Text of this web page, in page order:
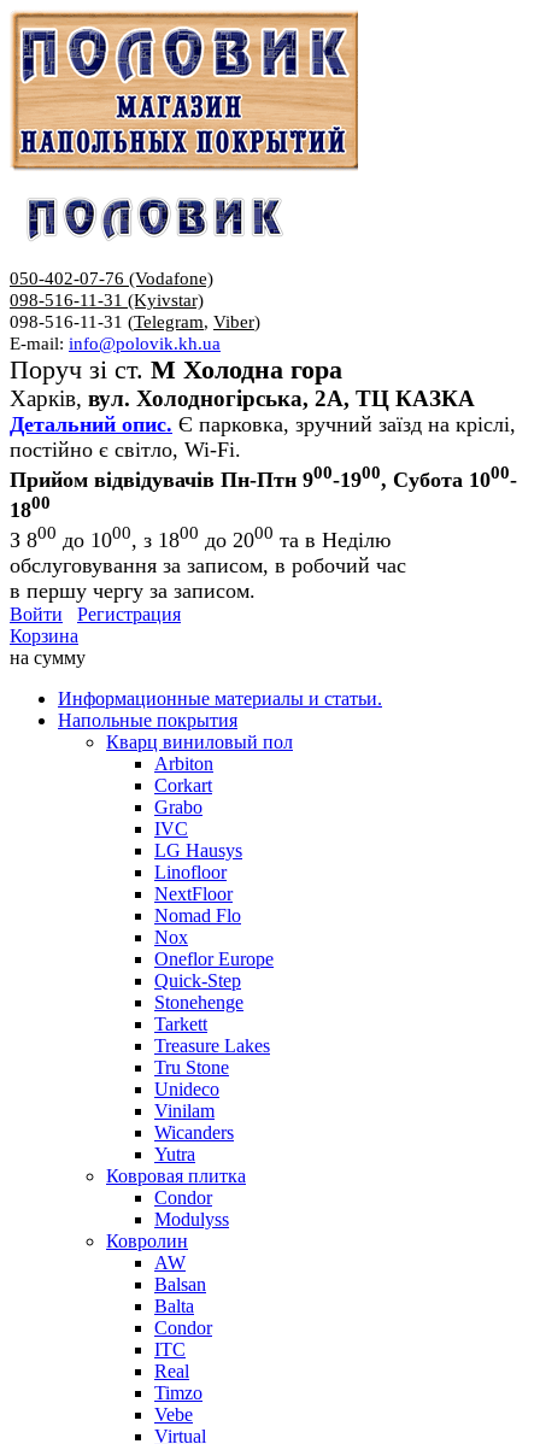
050-402-07-76 (Vodafone)
098-516-11-31 (Kyivstar)
098-516-11-31 (Telegram, Viber)
E-mail: info@polovik.kh.ua
Поруч зі ст. М Холодна гора
Харків, вул. Холодногірська, 2А, ТЦ КАЗКА
Детальний опис. Є парковка, зручний заїзд на кріслі,
постійно є світло, Wi-Fi.
Прийом відвідувачів Пн-Птн 900-1900, Субота 1000-
1800
З 800 до 1000, з 1800 до 2000 та в Неділю
обслуговування за записом, в робочий час
в першу чергу за записом.
Войти
Регистрация
Корзина
на сумму
Информационные материалы и статьи.
Напольные покрытия
Кварц виниловый пол
Arbiton
Corkart
Grabo
IVC
LG Hausys
Linofloor
NextFloor
Nomad Flo
Nox
Oneflor Europe
Quick-Step
Stonehenge
Tarkett
Treasure Lakes
Tru Stone
Unideco
Vinilam
Wicanders
Yutra
Ковровая плитка
Condor
Modulyss
Ковролин
AW
Balsan
Balta
Condor
ITC
Real
Timzo
Vebe
Virtual